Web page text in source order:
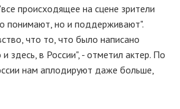
происходящее на сцене зрители
понимают, но и поддерживают".
что то, что было написано
и здесь, в России", - отметил актер. По
нам аплодируют даже больше,